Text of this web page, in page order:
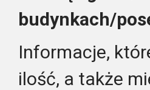
budynkach/
Informacje,
ilość, a także